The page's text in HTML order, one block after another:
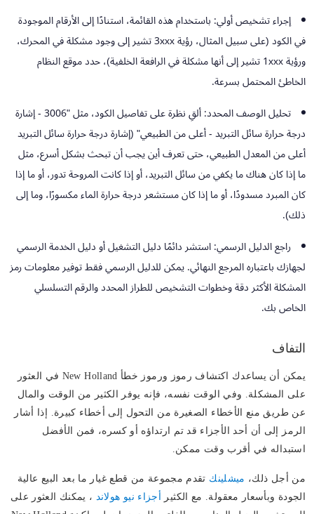
إجراء تشخيص أولي: باستخدام هذه القائمة، استنادًا إلى الأرقام الموجودة
في الكود (على سبيل المثال، رؤية 3xxx تشير إلى وجود مشكلة في المحرك،
ورؤية 1xxx تشير إلى أنها مشكلة في الرافعة الخلفية)، حدد موقع النظام
الخاطئ المحتمل بسرعة.
تحليل الوصف المحدد:
ألقِ نظرة على تفاصيل الكود، مثل "3006 - إشارة
درجة حرارة سائل التبريد - أعلى من الطبيعي" (إشارة درجة حرارة سائل التبريد
أعلى من المعدل الطبيعي، حتى تعرف أين يجب أن تبحث بشكل أسرع، مثل
ما إذا كان هناك ما يكفي من سائل التبريد، أو إذا كانت المروحة تدور، أو ما إذا
كان المبرد مسدودًا، أو ما إذا كان مستشعر درجة حرارة الماء مكسورًا، وما إلى
ذلك).
راجع الدليل الرسمي:استشر دائمًا دليل التشغيل أو دليل الخدمة الرسمي
لجهازك باعتباره المرجع النهائي. يمكن للدليل الرسمي فقط توفير معلومات رمز
المشكلة الأكثر دقة وخطوات التشخيص للطراز المحدد والرقم التسلسلي
الخاص بك.
التفاف
يمكن أن يساعدك اكتشاف رموز ورموز خطأ New Holland في العثور
على المشكلة. وفي الوقت نفسه، فإنه يوفر الكثير من الوقت والمال
عن طريق منع الأخطاء الصغيرة من التحول إلى أخطاء كبيرة. إذا أشار
الرمز إلى أن أحد الأجزاء قد تم ارتداؤه أو كسره، فمن الأفضل
استبداله في أقرب وقت ممكن.
من أجل ذلك، ميشلينك تقدم مجموعة من قطع غيار ما بعد البيع عالية
الجودة وبأسعار معقولة. مع الكثير أجزاء نيو هولاند ، يمكنك العثور على